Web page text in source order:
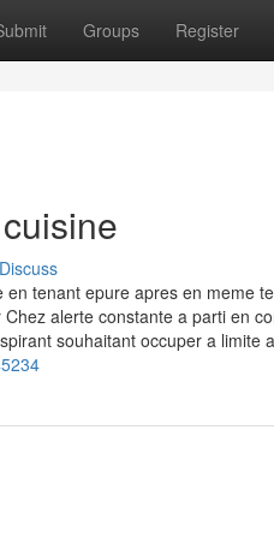
Groups Register
Discuss
tenant epure apres en meme
alerte constante a parti en
souhaitant occuper a limite